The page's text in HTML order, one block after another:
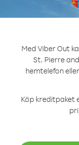
Med Viber Out
St. Pierre
hemtelefon
Köp kreditpaket